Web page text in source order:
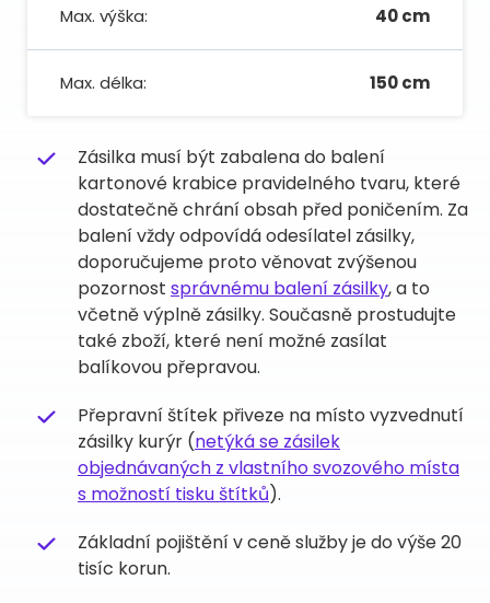
Max. výška: 40 cm
Max. délka: 150 cm
Zásilka musí být zabalena do balení
kartonové krabice pravidelného tvaru, které
dostatečně chrání obsah před poničením. Za
balení vždy odpovídá odesílatel zásilky,
doporučujeme proto věnovat zvýšenou
pozornost správnému balení zásilky, a to
včetně výplně zásilky. Současně prostudujte
také zboží, které není možné zasílat
balíkovou přepravou.
Přepravní štítek přiveze na místo vyzvednutí
zásilky kurýr (netýká se zásilek
objednávaných z vlastního svozového místa
s možností tisku štítků).
Základní pojištění v ceně služby je do výše 20
tisíc korun.